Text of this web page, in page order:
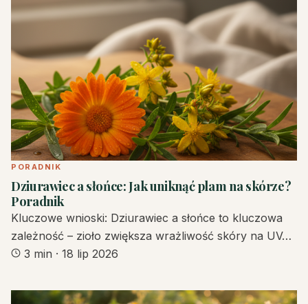
PORADNIK
Dziurawiec a słońce: Jak uniknąć plam na skórze?
Poradnik
Kluczowe wnioski: Dziurawiec a słońce to kluczowa
zależność – zioło zwiększa wrażliwość skóry na UV…
3 min · 18 lip 2026